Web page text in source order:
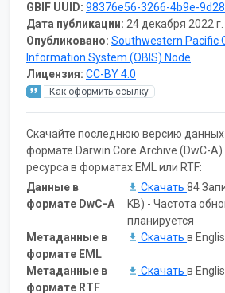
GBIF UUID: 98376e56-3266-4b9e-
Дата публикации: 24 декабря 2022 г.
Опубликовано: Southwestern Pacific
Information System (OBIS) Node
Лицензия: CC-BY 4.0
Как оформить ссылку
Скачайте последнюю версию данных
формате Darwin Core Archive (DwC-
ресурса в форматах EML или RTF:
Данные в
формате DwC-A
Скачать 84
KB) - Частота
планируется
Метаданные в
формате EML
Скачать в
Метаданные в
формате RTF
Скачать в